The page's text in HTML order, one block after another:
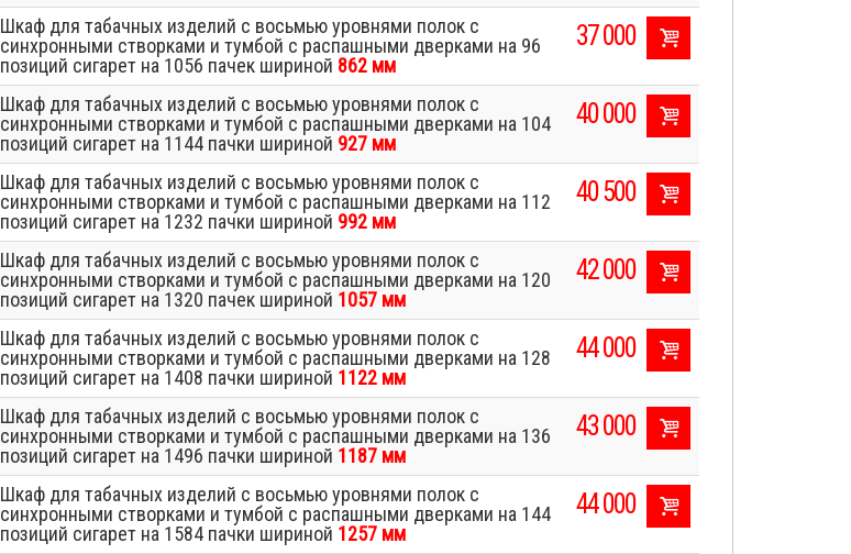
Шкаф для табачных изделий с восьмью уровнями полок с
синхронными створками и тумбой с распашными дверками на 96
позиций сигарет на 1056 пачек шириной 862 мм
37 000
Шкаф для табачных изделий с восьмью уровнями полок с
синхронными створками и тумбой с распашными дверками на 104
позиций сигарет на 1144 пачки шириной 927 мм
40 000
Шкаф для табачных изделий с восьмью уровнями полок с
синхронными створками и тумбой с распашными дверками на 112
позиций сигарет на 1232 пачки шириной 992 мм
40 500
Шкаф для табачных изделий с восьмью уровнями полок с
синхронными створками и тумбой с распашными дверками на 120
позиций сигарет на 1320 пачек шириной 1057 мм
42 000
Шкаф для табачных изделий с восьмью уровнями полок с
синхронными створками и тумбой с распашными дверками на 128
позиций сигарет на 1408 пачки шириной 1122 мм
44 000
Шкаф для табачных изделий с восьмью уровнями полок с
синхронными створками и тумбой с распашными дверками на 136
позиций сигарет на 1496 пачки шириной 1187 мм
43 000
Шкаф для табачных изделий с восьмью уровнями полок с
синхронными створками и тумбой с распашными дверками на 144
позиций сигарет на 1584 пачки шириной 1257 мм
44 000